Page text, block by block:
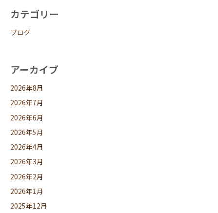
カテゴリー
ブログ
アーカイブ
2026年8月
2026年7月
2026年6月
2026年5月
2026年4月
2026年3月
2026年2月
2026年1月
2025年12月